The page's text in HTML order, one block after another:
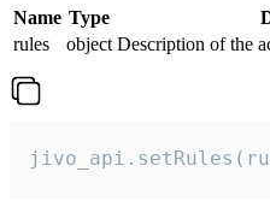
Name Type
rules
object Description of the